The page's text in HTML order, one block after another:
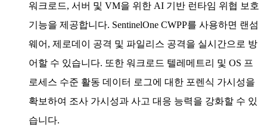
워크로드, 서버 및 VM을 위한 AI 기반 런타임 위협 보호
기능을 제공합니다. SentinelOne CWPP를 사용하면 랜섬
웨어, 제로데이 공격 및 파일리스 공격을 실시간으로 방
어할 수 있습니다. 또한 워크로드 텔레메트리 및 OS 프
로세스 수준 활동 데이터 로그에 대한 포렌식 가시성을
확보하여 조사 가시성과 사고 대응 능력을 강화할 수 있
습니다.